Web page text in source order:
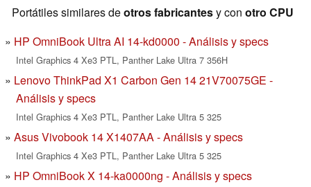
Portátiles similares deotros fabricantesy con otro CPU
HP OmniBook Ultra AI 14-kd0000 - Análisis y specs
Intel Graphics 4 Xe3 PTL, Panther Lake Ultra 7 356H
Lenovo ThinkPad X1 Carbon Gen 14 21V70075GE -
Análisis y specs
Intel Graphics 4 Xe3 PTL, Panther Lake Ultra 5 325
Asus Vivobook 14 X1407AA - Análisis y specs
Intel Graphics 4 Xe3 PTL, Panther Lake Ultra 5 325
HP OmniBook X 14-ka0000ng - Análisis y specs